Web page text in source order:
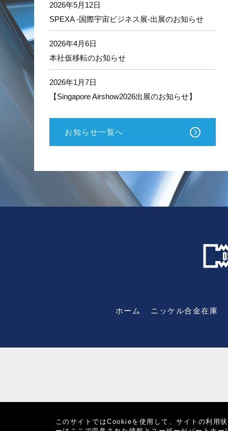
タ
ル
ー
ト
2026年5月12日
SPEXA -国際宇宙ビジネス展-出展のお知らせ
2026年4月6日
本社仮移転のお知らせ
2026年1月7日
【Singapore Airshow2026出展のお知らせ】
お知らせ一覧へ
ホーム ニッケル合金在庫
このサイトではCookieを使用して、サイトの利用